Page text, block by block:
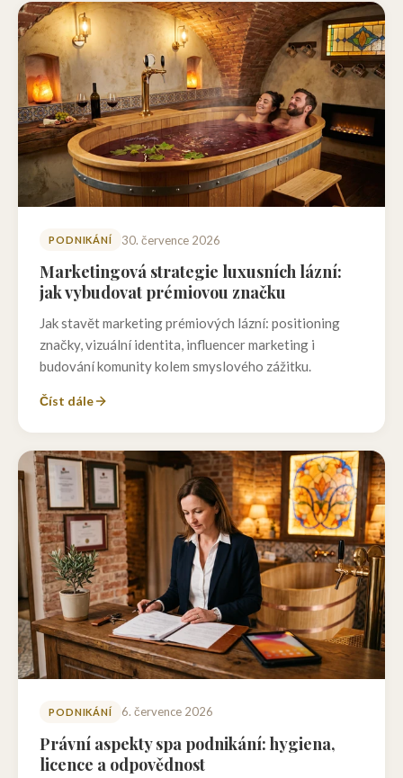
PODNIKÁNÍ 30. července 2026
Marketingová strategie luxusních lázní:
jak vybudovat prémiovou značku
Jak stavět marketing prémiových lázní: positioning
značky, vizuální identita, influencer marketing i
budování komunity kolem smyslového zážitku.
Číst dále
PODNIKÁNÍ 6. července 2026
Právní aspekty spa podnikání: hygiena,
licence a odpovědnost